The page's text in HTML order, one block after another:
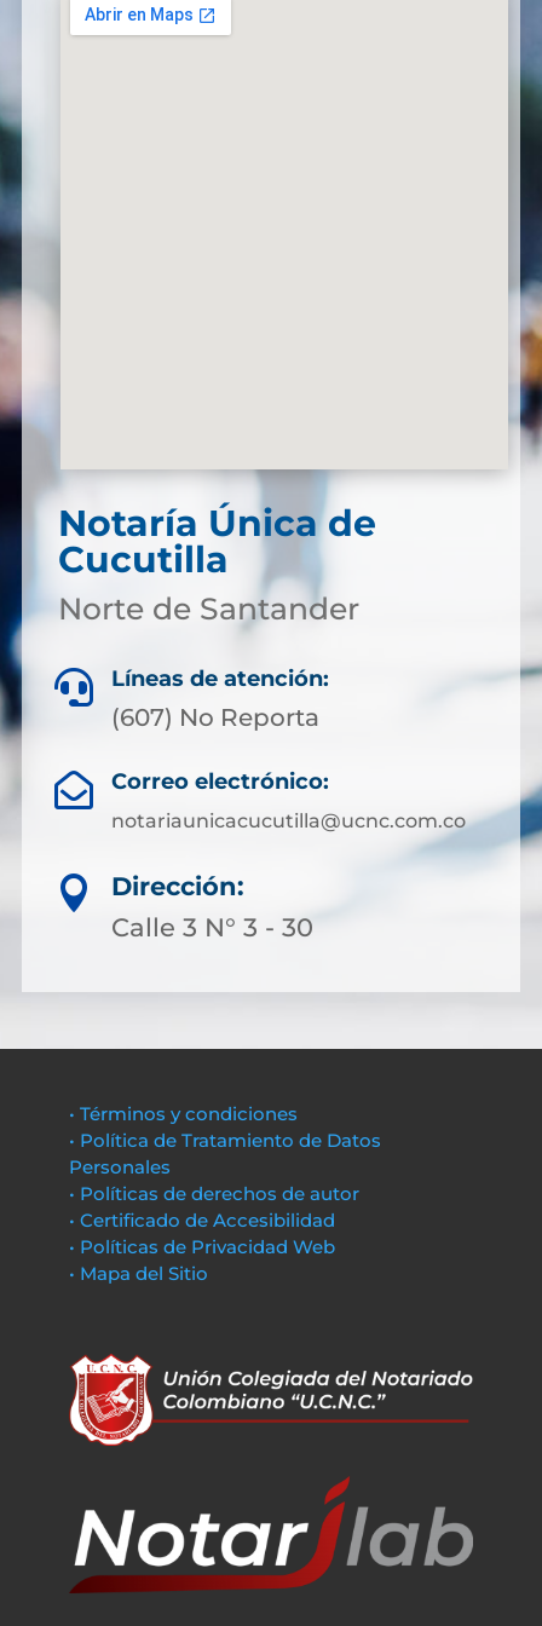
Notaría Única de
Cucutilla
Norte de Santander
 Líneas de atención:
(607) No Reporta
 Correo electrónico:
notariaunicacucutilla@ucnc.com.co

Dirección:
Calle 3 N° 3 - 30
• Términos y condiciones
• Política de Tratamiento de Datos
Personales
• Políticas de derechos de autor
• Certificado de Accesibilidad
• Políticas de Privacidad Web
• Mapa del Sitio